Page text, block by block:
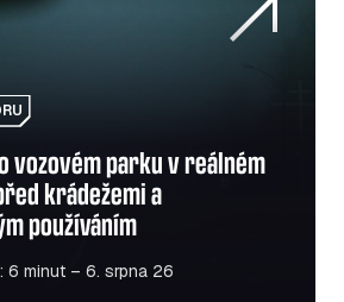
vozovém parku v reálném
krádežemi a
používáním
6 minut – 6. srpna 26